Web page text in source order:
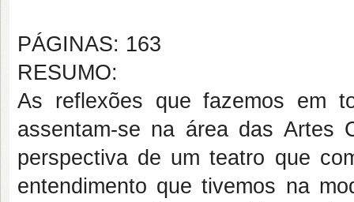
PÁGINAS: 163
RESUMO:
As reflexões que fazemos em
assentam-se na área das Artes
perspectiva de um teatro que
entendimento que tivemos na